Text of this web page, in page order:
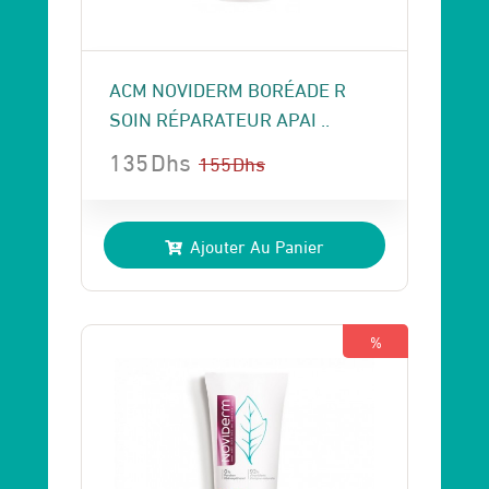
ACM NOVIDERM BORÉADE R
SOIN RÉPARATEUR APAI ..
155Dhs
prix
initial
était :
155 Dhs.
135Dhs
prix
actuel
est :
135 Dhs.
Ajouter Au Panier
%